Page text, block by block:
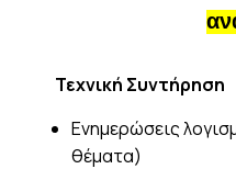
Τεχνική Συντήρηση
Ενημερώσεις
θέματα)